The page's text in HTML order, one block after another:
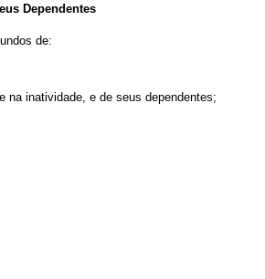
Dependentes
de:
inatividade, e de seus dependentes;